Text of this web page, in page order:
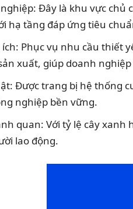
Đây là khu vực chủ
hạ tầng đáp ứng tiêu
Phục vụ nhu cầu thiết
xuất, giúp doanh
Được trang bị hệ thống
nghiệp bền vững.
quan: Với tỷ lệ cây
lao động.